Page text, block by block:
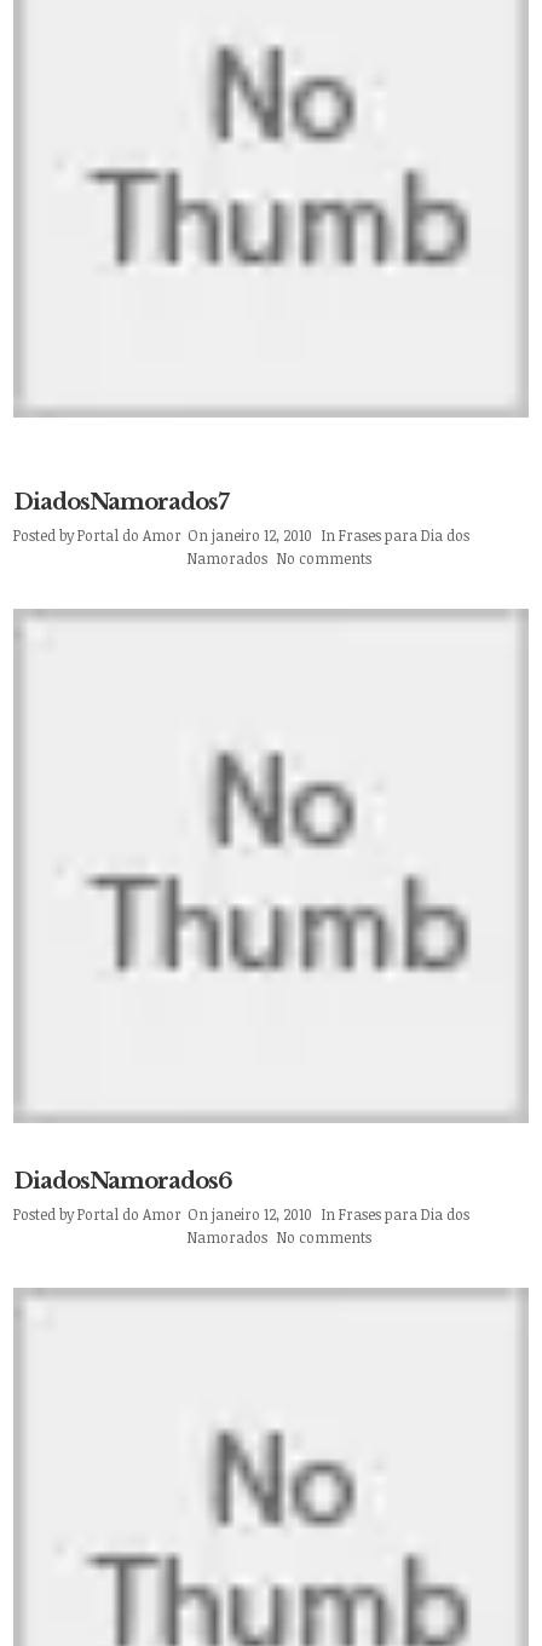
DiadosNamorados7
Posted byPortal do Amor On janeiro 12, 2010 InFrases para Dia dos
Namorados No comments
DiadosNamorados6
Posted byPortal do Amor On janeiro 12, 2010 InFrases para Dia dos
Namorados No comments